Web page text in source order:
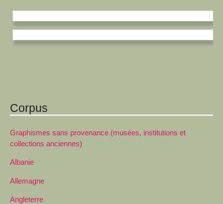
Corpus
Graphismes sans provenance (musées, institutions et
collections anciennes)
Albanie
Allemagne
Angleterre